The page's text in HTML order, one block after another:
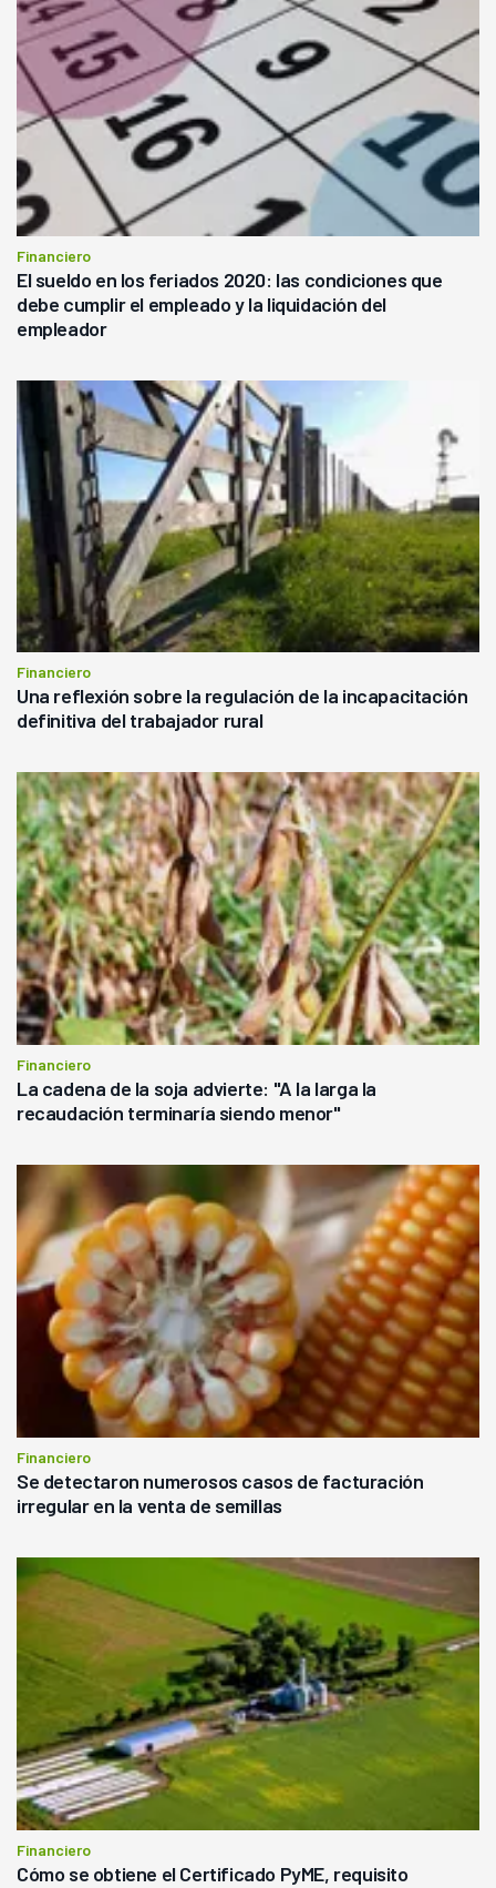
Financiero
El sueldo en los feriados 2020: las condiciones que
debe cumplir el empleado y la liquidación del
empleador
Financiero
Una reflexión sobre la regulación de la incapacitación
definitiva del trabajador rural
Financiero
La cadena de la soja advierte: "A la larga la
recaudación terminaría siendo menor"
Financiero
Se detectaron numerosos casos de facturación
irregular en la venta de semillas
Financiero
Cómo se obtiene el Certificado PyME, requisito